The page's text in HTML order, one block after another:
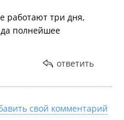
работают три дня,
полнейшее
ответить
свой комментарий